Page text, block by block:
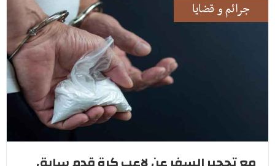
جرائم و قضايا